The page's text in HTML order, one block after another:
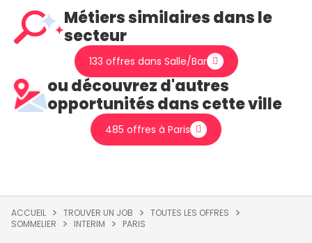
Métiers similaires dans le
secteur
133 offres dans Salle/Bar
ou découvrez d'autres
opportunités dans cette ville
485 offres à Paris
ACCUEIL TROUVER UN JOB
TOUTES LES OFFRES
SOMMELIER
INTERIM PARIS